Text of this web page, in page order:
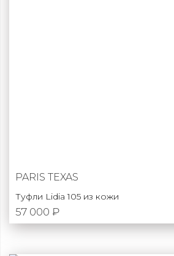
PARIS TEXAS
Туфли Lidia 105 из кожи
57 000 ₽